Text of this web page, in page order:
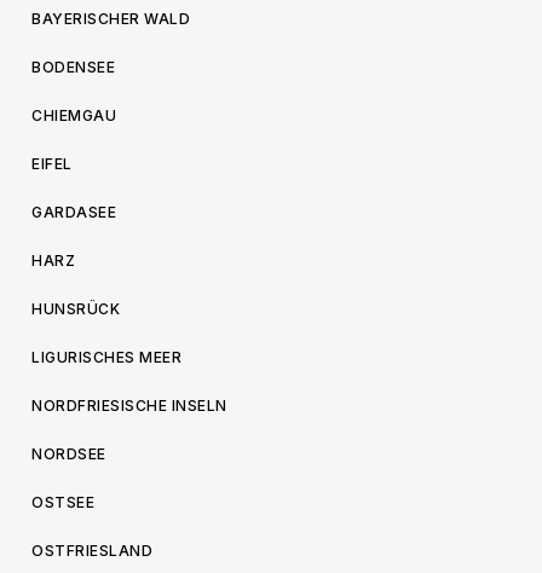
BAYERISCHER WALD
BODENSEE
CHIEMGAU
EIFEL
GARDASEE
HARZ
HUNSRÜCK
LIGURISCHES MEER
NORDFRIESISCHE INSELN
NORDSEE
OSTSEE
OSTFRIESLAND